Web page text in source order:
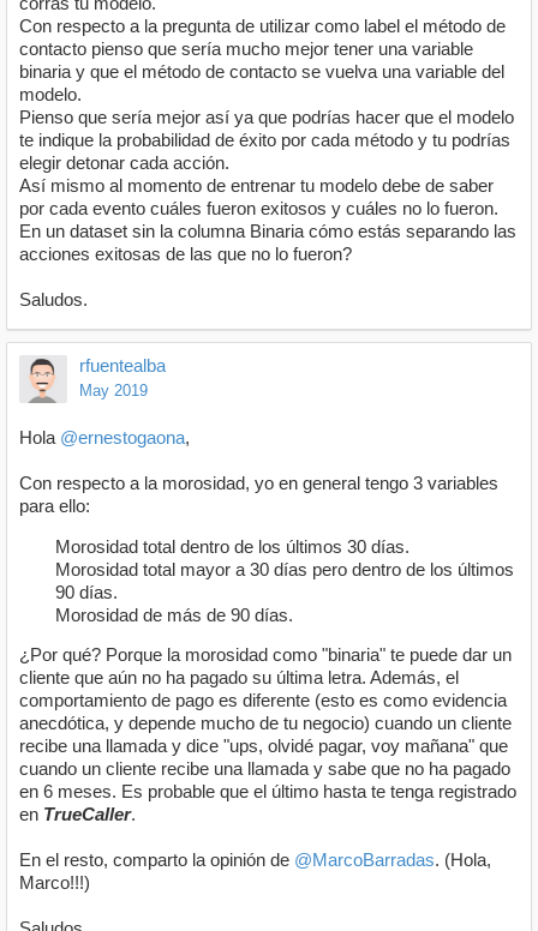
Con respecto a la pregunta de utilizar como label el método de
contacto pienso que sería mucho mejor tener una variable
binaria y que el método de contacto se vuelva una variable del
modelo.
Pienso que sería mejor así ya que podrías hacer que el modelo
te indique la probabilidad de éxito por cada método y tu podrías
elegir detonar cada acción.
Así mismo al momento de entrenar tu modelo debe de saber
por cada evento cuáles fueron exitosos y cuáles no lo fueron.
En un dataset sin la columna Binaria cómo estás separando las
acciones exitosas de las que no lo fueron?
Saludos.
rfuentealba
May 2019
Hola @ernestogaona,
Con respecto a la morosidad, yo en general tengo 3 variables
para ello:
Morosidad total dentro de los últimos 30 días.
Morosidad total mayor a 30 días pero dentro de los últimos
90 días.
Morosidad de más de 90 días.
¿Por qué? Porque la morosidad como "binaria" te puede dar un
cliente que aún no ha pagado su última letra. Además, el
comportamiento de pago es diferente (esto es como evidencia
anecdótica, y depende mucho de tu negocio) cuando un cliente
recibe una llamada y dice "ups, olvidé pagar, voy mañana" que
cuando un cliente recibe una llamada y sabe que no ha pagado
en 6 meses. Es probable que el último hasta te tenga registrado
en TrueCaller.
En el resto, comparto la opinión de @MarcoBarradas. (Hola,
Marco!!!)